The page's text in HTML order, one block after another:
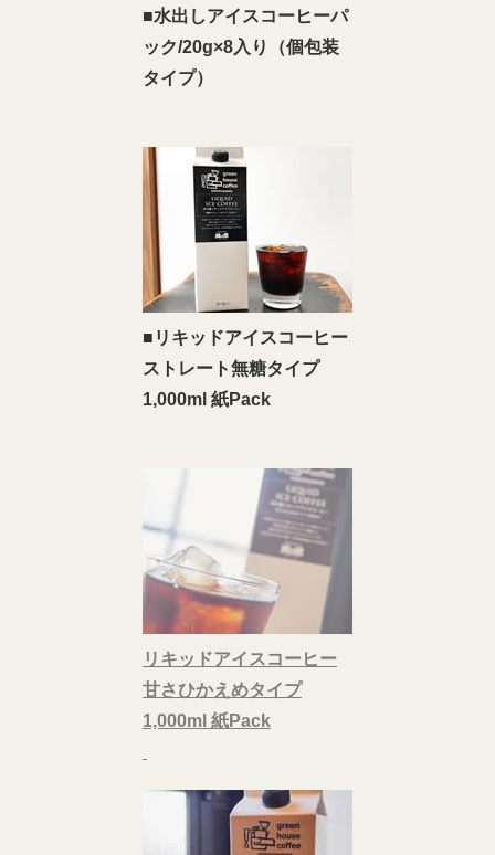
■水出しアイスコーヒーパ
ック/20g×8入り（個包装
タイプ）
■リキッドアイスコーヒー
ストレート無糖タイプ
1,000ml 紙Pack
リキッドアイスコーヒー
甘さひかえめタイプ
1,000ml 紙Pack